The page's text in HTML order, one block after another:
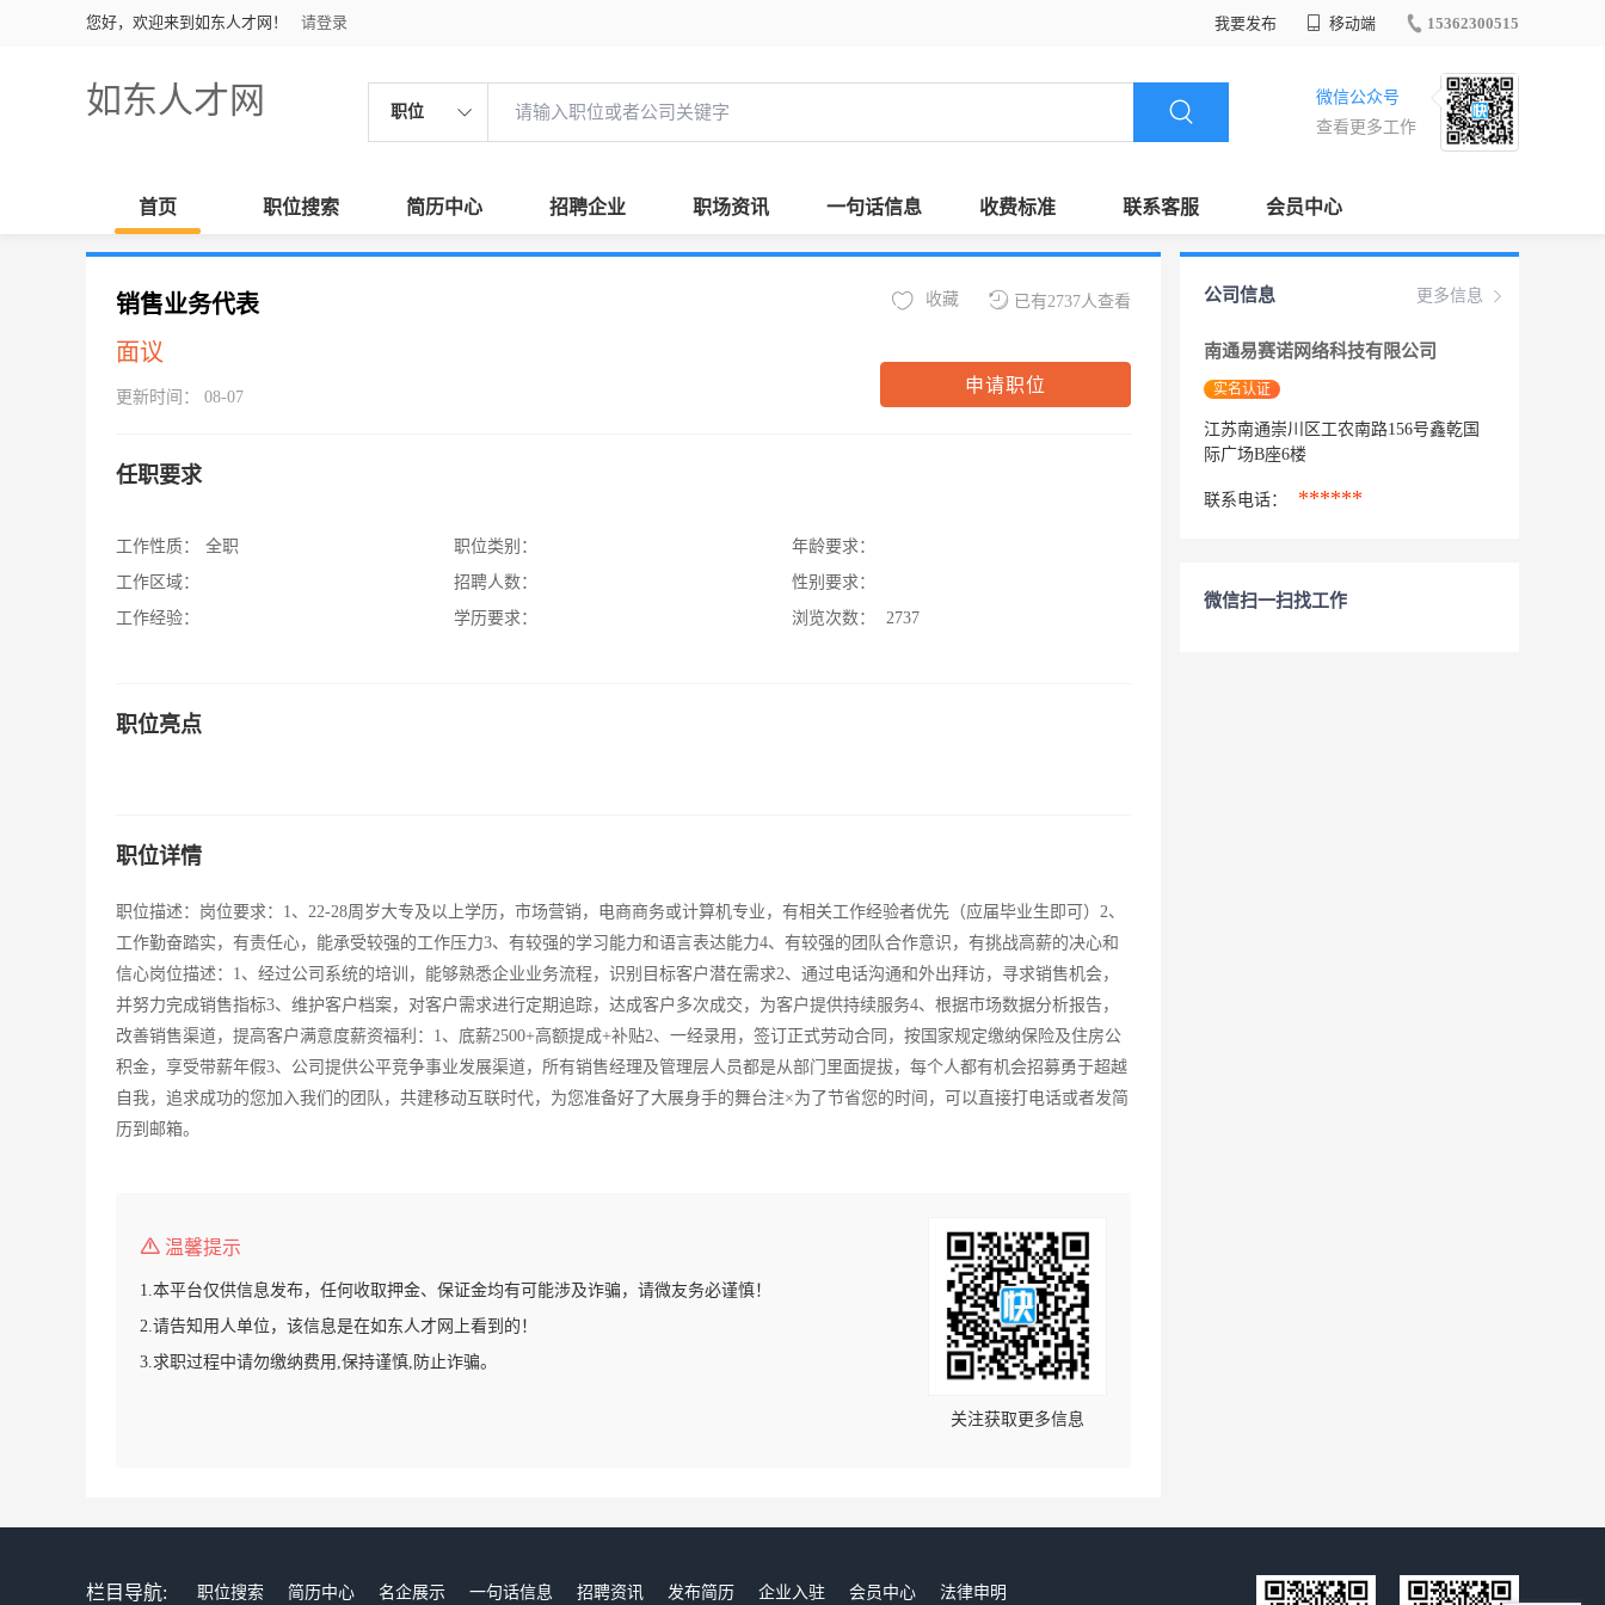
您好，欢迎来到如东人才网！ 请登录 我要发布 移动端 15362300515
如东人才网 职位
微信公众号
查看更多工作
首页 职位搜索 简历中心 招聘企业 职场资讯 一句话信息 收费标准 联系客服 会员中心
销售业务代表
面议
更新时间： 08-07
已有2737人查看
收藏
申请职位
任职要求
工作性质：
全职
工作区域：
工作经验：
职位类别：
招聘人数：
学历要求：
年龄要求：
性别要求：
浏览次数：
2737
职位亮点
职位详情
职位描述：岗位要求：1、22-28周岁大专及以上学历，市场营销，电商商务或计算机专业，有相关工作经验者优先（应届毕业生即可）2、
工作勤奋踏实，有责任心，能承受较强的工作压力3、有较强的学习能力和语言表达能力4、有较强的团队合作意识，有挑战高薪的决心和
信心岗位描述：1、经过公司系统的培训，能够熟悉企业业务流程，识别目标客户潜在需求2、通过电话沟通和外出拜访，寻求销售机会，
并努力完成销售指标3、维护客户档案，对客户需求进行定期追踪，达成客户多次成交，为客户提供持续服务4、根据市场数据分析报告，
改善销售渠道，提高客户满意度薪资福利：1、底薪2500+高额提成+补贴2、一经录用，签订正式劳动合同，按国家规定缴纳保险及住房公
积金，享受带薪年假3、公司提供公平竞争事业发展渠道，所有销售经理及管理层人员都是从部门里面提拔，每个人都有机会招募勇于超越
自我，追求成功的您加入我们的团队，共建移动互联时代，为您准备好了大展身手的舞台注×为了节省您的时间，可以直接打电话或者发简
历到邮箱。
温馨提示
1.本平台仅供信息发布，任何收取押金、保证金均有可能涉及诈骗，请微友务必谨慎！
2.请告知用人单位，该信息是在如东人才网上看到的！
3.求职过程中请勿缴纳费用,保持谨慎,防止诈骗。
关注获取更多信息
更多信息
公司信息
南通易赛诺网络科技有限公司
实名认证
江苏南通崇川区工农南路156号鑫乾国
际广场B座6楼
联系电话： ******
微信扫一扫找工作
栏目导航: 职位搜索 简历中心 名企展示 一句话信息 招聘资讯 发布简历 企业入驻 会员中心 法律申明